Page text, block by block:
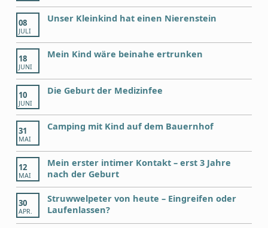
08
JULI
Unser Kleinkind hat einen Nierenstein
18
JUNI
Mein Kind wäre beinahe ertrunken
10
JUNI
Die Geburt der Medizinfee
31
MAI
Camping mit Kind auf dem Bauernhof
12
MAI
Mein erster intimer Kontakt – erst 3 Jahre
nach der Geburt
30
APR.
Struwwelpeter von heute – Eingreifen oder
Laufenlassen?